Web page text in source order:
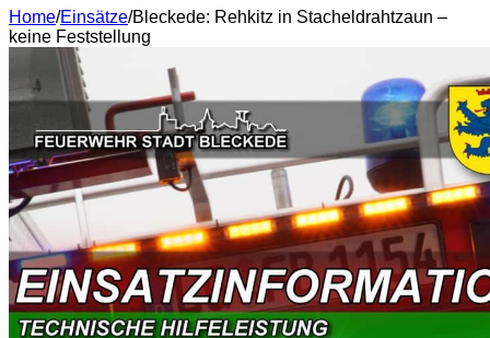
Home/Einsätze/Bleckede: Rehkitz in Stacheldrahtzaun –
keine Feststellung